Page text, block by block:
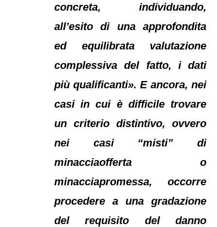
concreta, individuando,
all’esito di una approfondita
ed equilibrata valutazione
complessiva del fatto, i dati
più qualificanti». E ancora, nei
casi in cui è difficile trovare
un criterio distintivo, ovvero
nei casi “misti” di
minacciaofferta o
minacciapromessa, occorre
procedere a una gradazione
del requisito del danno